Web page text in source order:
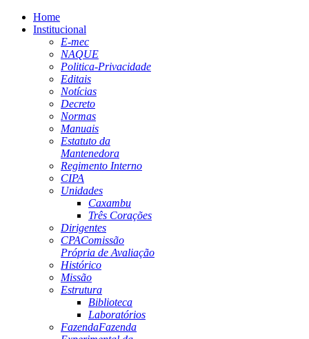
Home
Institucional
E-mec
NAQUE
Politica-Privacidade
Editais
Notícias
Decreto
Normas
Manuais
Estatuto da
Mantenedora
Regimento Interno
CIPA
Unidades
Caxambu
Três Corações
Dirigentes
CPAComissão
Própria de Avaliação
Histórico
Missão
Estrutura
Biblioteca
Laboratórios
FazendaFazenda